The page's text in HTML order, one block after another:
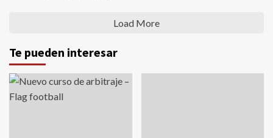
Load More
Te pueden interesar